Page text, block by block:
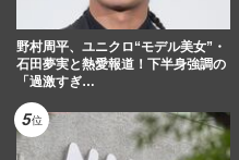
野村周平、ユニクロ“モデル美女”・
石田夢実と熱愛報道！下半身強調の
「過激すぎ…